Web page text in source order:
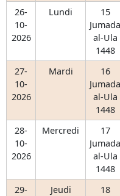
26-
10-
2026
Lundi
15
Jumada
al-Ula
1448
27-
10-
2026
Mardi
16
Jumada
al-Ula
1448
28-
10-
2026
Mercredi
17
Jumada
al-Ula
1448
29-
Jeudi
18